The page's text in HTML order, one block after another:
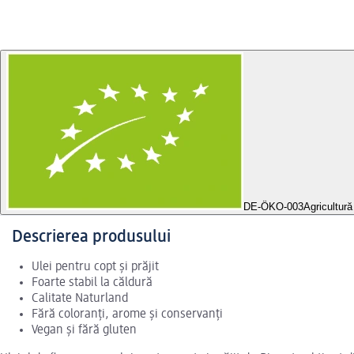
DE-ÖKO-003
Descrierea produsului
Ulei pentru copt și prăjit
Foarte stabil la căldură
Calitate Naturland
Fără coloranți, arome și conservanți
Vegan și fără gluten